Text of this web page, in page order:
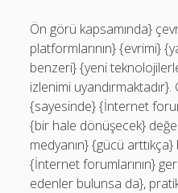
Ön görü kapsamında}
platformlarının} {evrimi}
benzeri} {yeni
izlenimi
{sayesinde} {İnternet
{bir hale dönüşecek}
medyanın} {gücü arttıkça}
{İnternet forumlarının}
edenler bulunsa da},